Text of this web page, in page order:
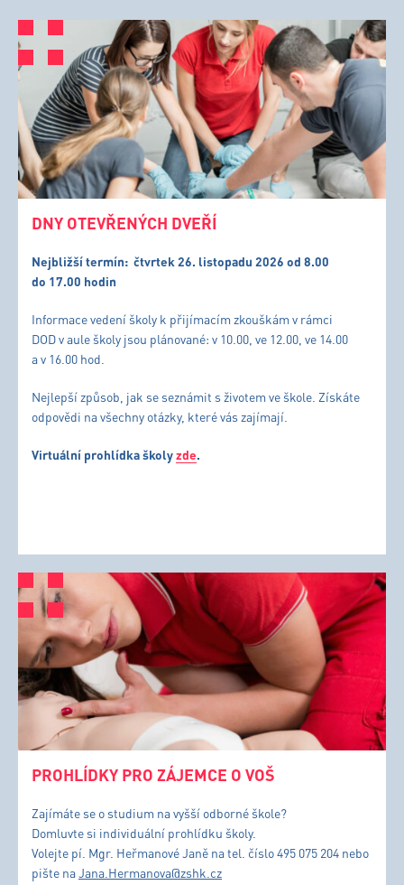
DNY OTEVŘENÝCH DVEŘÍ
Nejbližší termín: čtvrtek 26. listopadu 2026 od 8.00
do 17.00 hodin
Informace vedení školy k přijímacím zkouškám v rámci
DOD v aule školy jsou plánované: v 10.00, ve 12.00, ve 14.00
a v 16.00 hod.
Nejlepší způsob, jak se seznámit s životem ve škole. Získáte
odpovědi na všechny otázky, které vás zajímají.
Virtuální prohlídka školyzde.
PROHLÍDKY PRO ZÁJEMCE O VOŠ
Zajímáte se o studium na vyšší odborné škole?
Domluvte si individuální prohlídku školy.
Volejte pí. Mgr. Heřmanové Janě na tel. číslo 495 075 204 nebo
pište naJana.Hermanova@zshk.cz